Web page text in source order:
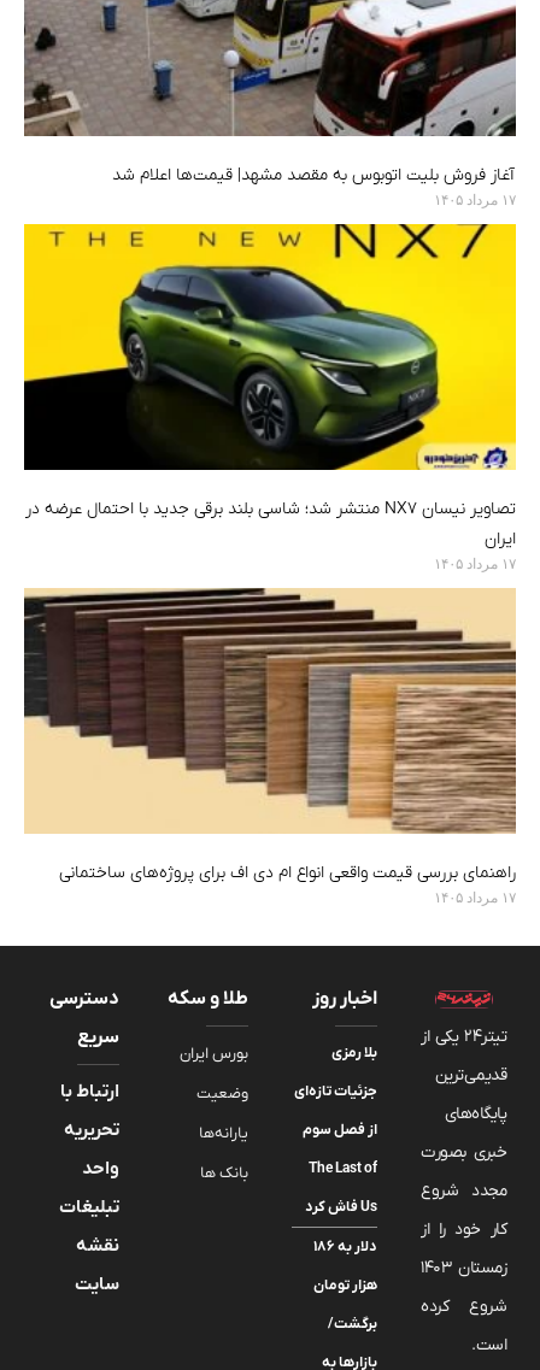
آغاز فروش بلیت اتوبوس به مقصد مشهد| قیمت‌ها اعلام شد
۱۷ مرداد ۱۴۰۵
تصاویر نیسان NX7 منتشر شد؛ شاسی بلند برقی جدید با احتمال عرضه در
ایران
۱۷ مرداد ۱۴۰۵
راهنمای بررسی قیمت واقعی انواع ام دی اف برای پروژه‌های ساختمانی
۱۷ مرداد ۱۴۰۵
تیتر24 یکی از
قدیمی‌ترین
پایگاه‌های
خبری بصورت
مجدد شروع
کار خود را از
زمستان 1403
شروع کرده
است.
اخبار روز
بلا رمزی
جزئیات تازه‌ای
از فصل سوم
The Last of
Us فاش کرد
دلار به ۱۸۶
هزار تومان
برگشت/
بازارها به
طلا و سکه
بورس ایران
وضعیت
یارانه‌ها
بانک ها
دسترسی
سریع
ارتباط با
تحریریه
واحد
تبلیغات
نقشه
سایت